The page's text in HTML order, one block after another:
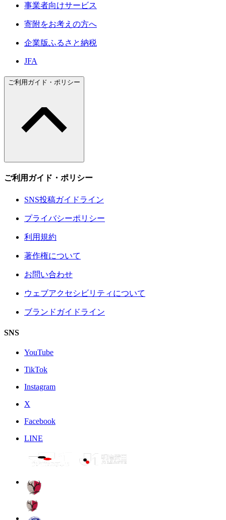
事業者向けサービス
寄附をお考えの方へ
企業版ふるさと納税
JFA
ご利用ガイド・ポリシー
ご利用ガイド・ポリシー
SNS投稿ガイドライン
プライバシーポリシー
利用規約
著作権について
お問い合わせ
ウェブアクセシビリティについて
ブランドガイドライン
SNS
YouTube
TikTok
Instagram
X
Facebook
LINE